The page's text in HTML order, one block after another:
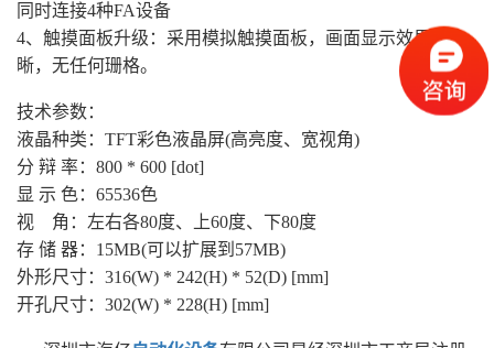
同时连接4种FA设备
4、触摸面板升级：采用模拟触摸面板，画面显示效果清
晰，无任何珊格。
技术参数：
液晶种类：TFT彩色液晶屏(高亮度、宽视角)
分 辩 率：800 * 600 [dot]
显 示 色：65536色
视 角：左右各80度、上60度、下80度
存 储 器：15MB(可以扩展到57MB)
外形尺寸：316(W) * 242(H) * 52(D) [mm]
开孔尺寸：302(W) * 228(H) [mm]